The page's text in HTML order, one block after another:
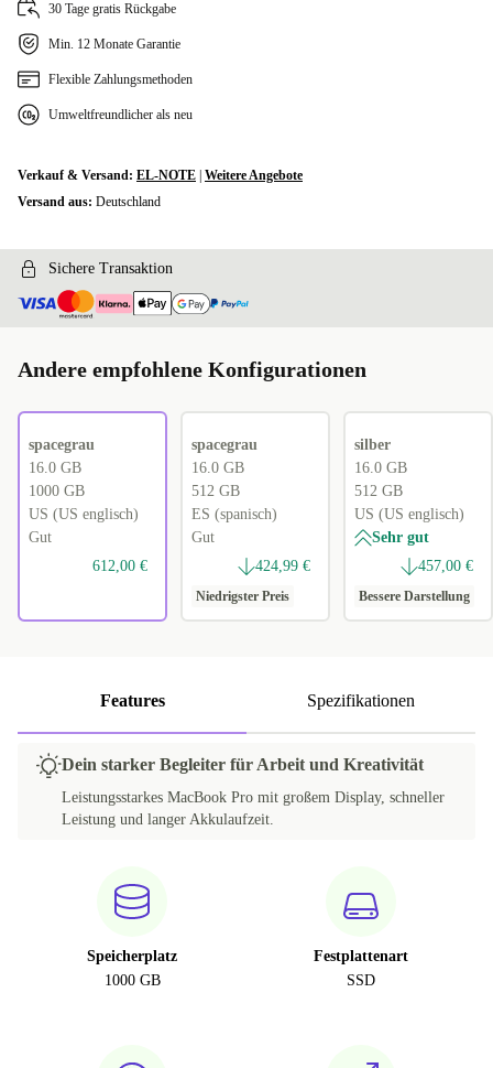
30 Tage gratis Rückgabe
Min. 12 Monate Garantie
Flexible Zahlungsmethoden
Umweltfreundlicher als neu
Verkauf & Versand: EL-NOTE Weitere Angebote
Versand aus: Deutschland
Sichere Transaktion
Andere empfohlene Konfigurationen
spacegrau
16.0 GB
1000 GB
US (US englisch)
Gut
612,00 €
spacegrau
16.0 GB
512 GB
ES (spanisch)
Gut
424,99 €
Niedrigster Preis
silber
16.0 GB
512 GB
US (US englisch)
Sehr gut
457,00 €
Bessere Darstellung
Features Spezifikationen
Dein starker Begleiter für Arbeit und Kreativität
Leistungsstarkes MacBook Pro mit großem Display, schneller
Leistung und langer Akkulaufzeit.
Speicherplatz
1000 GB
Festplattenart
SSD